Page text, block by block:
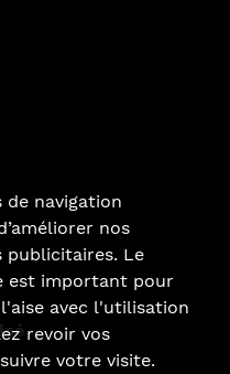
navigation
nos
publicitaires. Le
est important pour
avec l'utilisation
revoir vos
votre visite.